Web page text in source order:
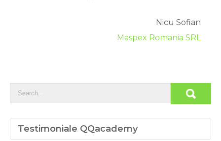
Nicu Sofian
Maspex Romania SRL
Testimoniale QQacademy